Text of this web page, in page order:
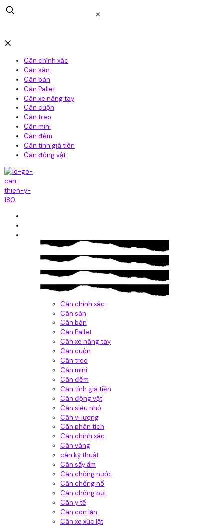
✕
✕
Cân chính xác
Cân sàn
Cân bàn
Cân Pallet
Cân xe nâng tay
Cân cuộn
Cân treo
Cân mini
Cân đếm
Cân tính giá tiền
Cân động vật
Cân chính xác
Cân sàn
Cân bàn
Cân Pallet
Cân xe nâng tay
Cân cuộn
Cân treo
Cân mini
Cân đếm
Cân tính giá tiền
Cân động vật
Cân siêu nhỏ
Cân vi lượng
Cân phân tích
Cân chính xác
Cân vàng
cân kỹ thuật
Cân sấy ẩm
Cân chống nước
Cân chống nổ
Cân chống bụi
Cân y tế
Cân con lăn
Cân xe xúc lật